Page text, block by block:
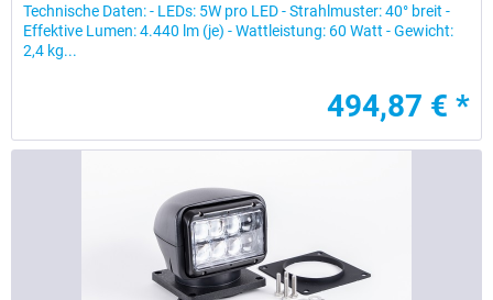
Technische Daten: - LEDs: 5W pro LED - Strahlmuster: 40° breit -
Effektive Lumen: 4.440 lm (je) - Wattleistung: 60 Watt - Gewicht:
2,4 kg...
494,87 € *